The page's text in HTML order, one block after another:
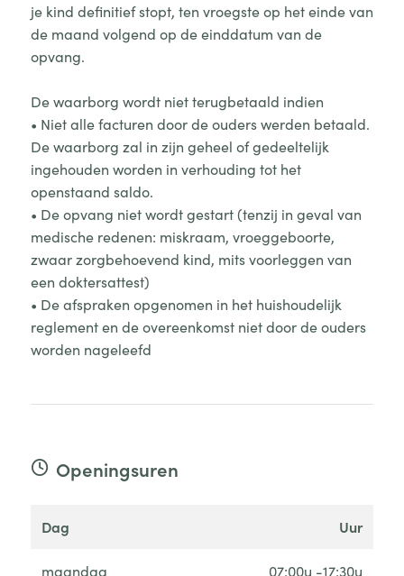
je kind definitief stopt, ten vroegste op het einde van
de maand volgend op de einddatum van de
opvang.
De waarborg wordt niet terugbetaald indien
• Niet alle facturen door de ouders werden betaald.
De waarborg zal in zijn geheel of gedeeltelijk
ingehouden worden in verhouding tot het
openstaand saldo.
• De opvang niet wordt gestart (tenzij in geval van
medische redenen: miskraam, vroeggeboorte,
zwaar zorgbehoevend kind, mits voorleggen van
een doktersattest)
• De afspraken opgenomen in het huishoudelijk
reglement en de overeenkomst niet door de ouders
worden nageleefd
Openingsuren
dag uur
maandag 07:00u -17:30u